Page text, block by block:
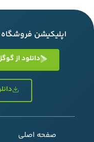
اپلیکیشن فروشگاه
دانلود از
صفحه اصلی